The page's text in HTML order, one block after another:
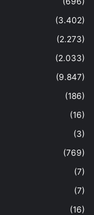
(3.402)
(2.273)
(2.033)
(9.847)
(186)
(16)
(3)
(769)
(7)
(7)
(16)